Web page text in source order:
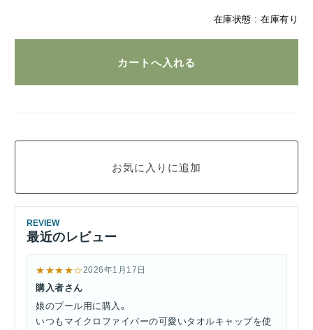
在庫状態 : 在庫有り
REVIEW
最近のレビュー
★★★★☆2026年1月17日
購入者さん
娘のプール用に購入。
いつもマイクロファイバーの可愛いタオルキャップを使